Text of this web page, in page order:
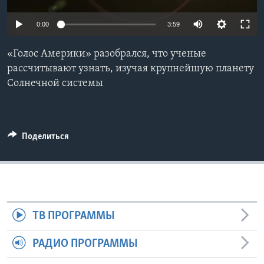
Learning English
СОЦИАЛЬНЫЕ СЕТИ
0:00 3:59
«Голос Америки» разобрался, что ученые
рассчитывают узнать, изучая крупнейшую планету
Солнечной системы
Поделиться
ТВ ПРОГРАММЫ
РАДИО ПРОГРАММЫ